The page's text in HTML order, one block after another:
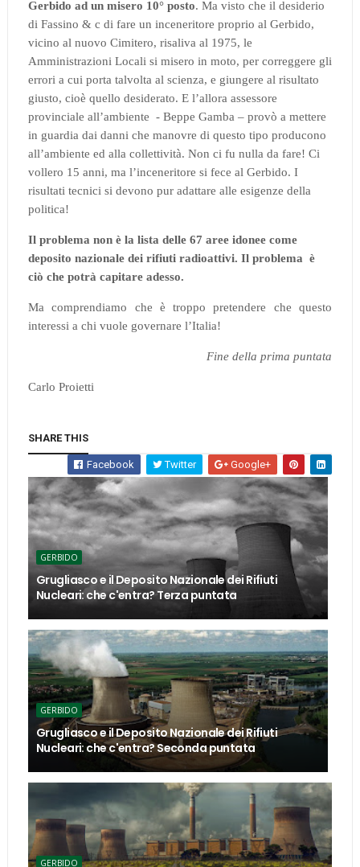
Gerbido ad un misero 10° posto. Ma visto che il desiderio
di Fassino & c di fare un inceneritore proprio al Gerbido,
vicino al nuovo Cimitero, risaliva al 1975, le
Amministrazioni Locali si misero in moto, per correggere gli
errori a cui porta talvolta al scienza, e giungere al risultato
giusto, cioè quello desiderato. E l’allora assessore
provinciale all’ambiente - Beppe Gamba – provò a mettere
in guardia dai danni che manovre di questo tipo producono
all’ambiente ed alla collettività. Non ci fu nulla da fare! Ci
vollero 15 anni, ma l’inceneritore si fece al Gerbido. I
risultati tecnici si devono pur adattare alle esigenze della
politica!
Il problema non è la lista delle 67 aree idonee come
deposito nazionale dei rifiuti radioattivi. Il problema è
ciò che potrà capitare adesso.
Ma comprendiamo che è troppo pretendere che questo
interessi a chi vuole governare l’Italia!
Fine della prima puntata
Carlo Proietti
SHARE THIS
Facebook Twitter Google+
GERBIDO
Grugliasco e il Deposito Nazionale dei Rifiuti
Nucleari: che c'entra? Terza puntata
GERBIDO
Grugliasco e il Deposito Nazionale dei Rifiuti
Nucleari: che c'entra? Seconda puntata
GERBIDO